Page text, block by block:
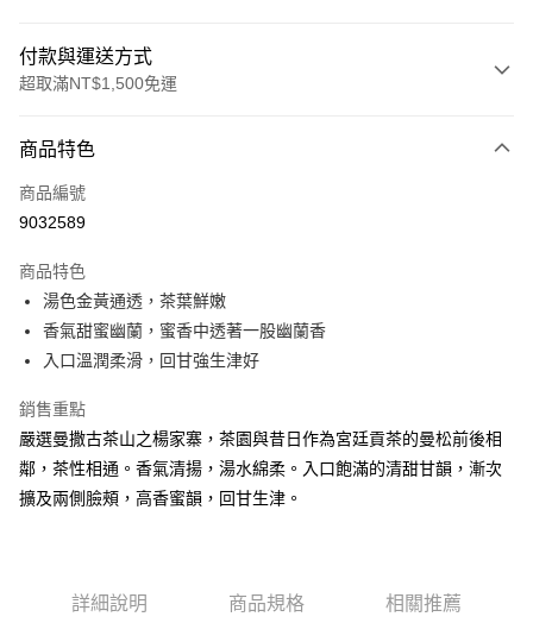
付款與運送方式
超取滿NT$1,500免運
信用卡一次付款
超商取貨付款
Apple Pay
街口支付
Google Pay
全盈+PAY
AFTEE先享後付是「在收到商品之後才付款」的支付方式。 讓您購物簡單
便利好安心！
商品特色
商品編號
9032589
商品特色
湯色金黃通透，茶葉鮮嫩
香氣甜蜜幽蘭，蜜香中透著一股幽蘭香
入口溫潤柔滑，回甘強生津好
銷售重點
嚴選曼撒古茶山之楊家寨，茶園與昔日作為宮廷貢茶的曼松前後相
鄰，茶性相通。香氣清揚，湯水綿柔。入口飽滿的清甜甘韻，漸次
擴及兩側臉頰，高香蜜韻，回甘生津。
詳細說明 商品規格 相關推薦